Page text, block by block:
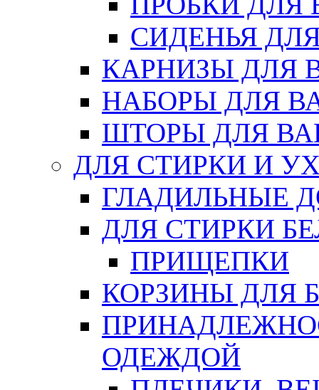
СИДЕНЬЯ
КАРНИЗЫ ДЛЯ
НАБОРЫ ДЛЯ
ШТОРЫ ДЛЯ
ДЛЯ СТИРКИ И
ГЛАДИЛЬНЫЕ
ДЛЯ СТИРКИ
ПРИЩЕПКИ
КОРЗИНЫ ДЛЯ
ОДЕЖДОЙ